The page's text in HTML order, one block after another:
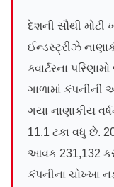
દેશની સૌથી મોટી
ઈન્ડસ્ટ્રીઝે
ક્વાર્ટરના
ગાળામાં કંપનીની
ગયા નાણાકીય
11.1 ટકા વધુ છે.
આવક 231,132
કંપનીના ચોખ્ખા